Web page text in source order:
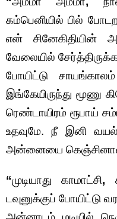
கம்பெனியில் பில்
என் சினேகிதியின்
வேலையில்
போயிட்டு
இங்கேயிருந்து மூணு
ரெண்டாயிரம் ரூபாய்
உதவுமே. நீ இனி
அன்னையை கெஞ்சினாள்
“முடியாது காமாட்சி,
டவுனுக்குப் போயிட்டு